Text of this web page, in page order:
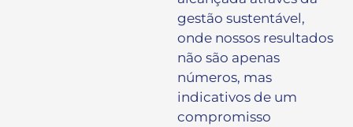
gestão sustentável,
onde nossos resultados
não são apenas
números, mas
indicativos de um
compromisso